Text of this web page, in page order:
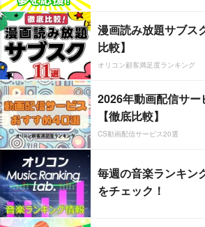
漫画読み放題サブス
比較】
オリコン顧客満足度ランキング
2026年動画配信サ
【徹底比較】
CS動画配信サービス20選
毎週の音楽ランキン
をチェック！